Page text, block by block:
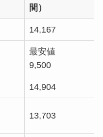
間）
14,167
最安値
9,500
14,904
13,703